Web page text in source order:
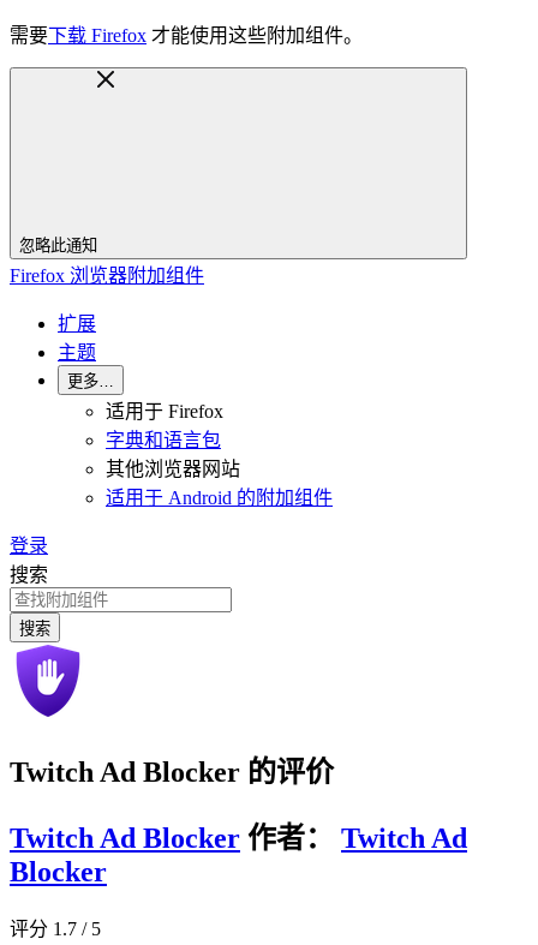
需要下载 Firefox 才能使用这些附加组件。
忽略此通知
Firefox 浏览器附加组件
扩展
主题
更多…
适用于 Firefox
字典和语言包
其他浏览器网站
适用于 Android 的附加组件
登录
搜索
搜索
Twitch Ad Blocker 的评价
Twitch Ad Blocker 作者：
Twitch Ad
Blocker
评分 1.7 / 5